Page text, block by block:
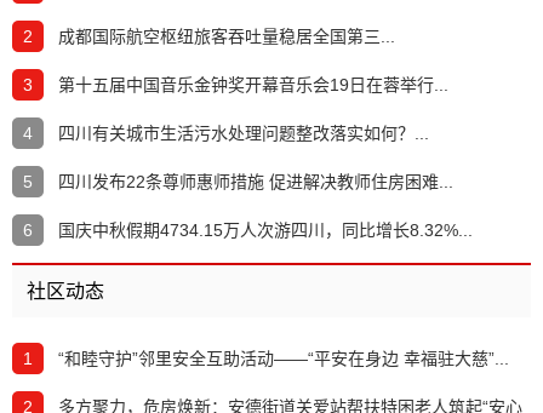
2 成都国际航空枢纽旅客吞吐量稳居全国第三...
3 第十五届中国音乐金钟奖开幕音乐会19日在蓉举行...
4 四川有关城市生活污水处理问题整改落实如何？...
5 四川发布22条尊师惠师措施 促进解决教师住房困难...
6 国庆中秋假期4734.15万人次游四川，同比增长8.32%...
社区动态
1 ​“和睦守护”邻里安全互助活动——“平安在身边 幸福驻大慈”...
2 多方聚力，危房焕新：安德街道关爱站帮扶特困老人筑起“安心